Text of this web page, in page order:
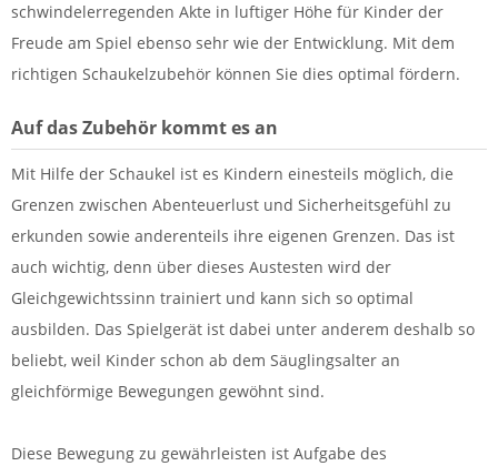
schwindelerregenden Akte in luftiger Höhe für Kinder der
Freude am Spiel ebenso sehr wie der Entwicklung. Mit dem
richtigen Schaukelzubehör können Sie dies optimal fördern.
Auf das Zubehör kommt es an
Mit Hilfe der Schaukel ist es Kindern einesteils möglich, die
Grenzen zwischen Abenteuerlust und Sicherheitsgefühl zu
erkunden sowie anderenteils ihre eigenen Grenzen. Das ist
auch wichtig, denn über dieses Austesten wird der
Gleichgewichtssinn trainiert und kann sich so optimal
ausbilden. Das Spielgerät ist dabei unter anderem deshalb so
beliebt, weil Kinder schon ab dem Säuglingsalter an
gleichförmige Bewegungen gewöhnt sind.
Diese Bewegung zu gewährleisten ist Aufgabe des